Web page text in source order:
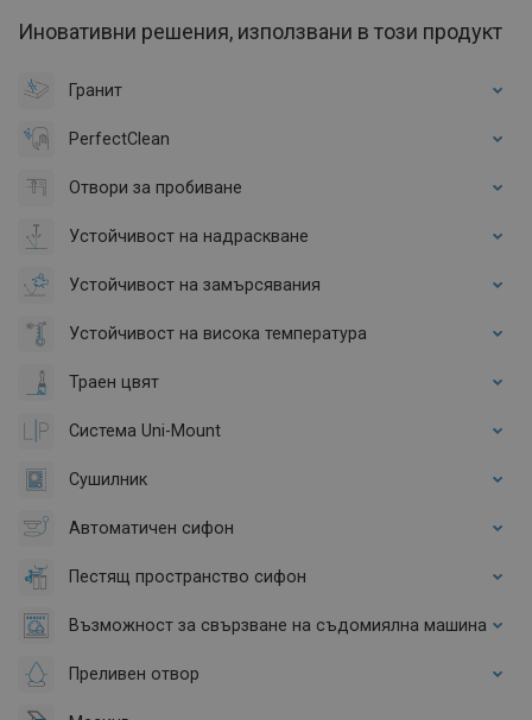
Иновативни решения, използвани в този продукт
Гранит
PerfectClean
Отвори за пробиване
Устойчивост на надраскване
Устойчивост на замърсявания
Устойчивост на висока температура
Траен цвят
Система Uni-Mount
Сушилник
Автоматичен сифон
Пестящ пространство сифон
Възможност за свързване на съдомиялна машина
Преливен отвор